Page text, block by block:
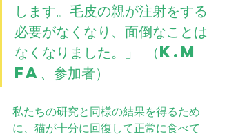
します。毛皮の親が注射をする
必要がなくなり、面倒なことは
なくなりました。」 （K.M
FA、参加者）
私たちの研究と同様の結果を得るため
に、猫が十分に回復して正常に食べて